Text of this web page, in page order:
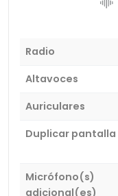
Radio
Altavoces
Auriculares
Duplicar pantalla
Micrófono(s)
adicional(es)